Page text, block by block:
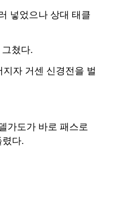
넣었으나 상대 태클
쳤다.
자 거센 신경전을 벌
가도가 바로 패스로
다.